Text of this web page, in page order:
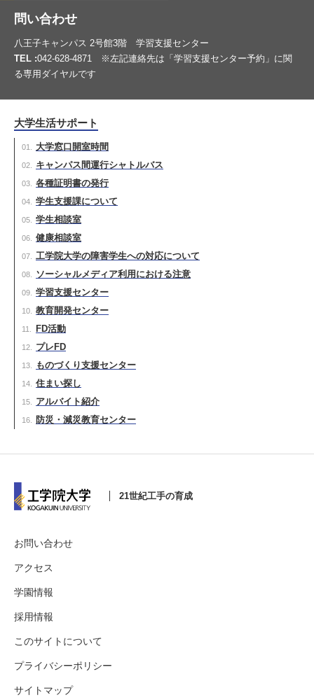
問い合わせ
八王子キャンパス 2号館3階 学習支援センター
TEL :042-628-4871 ※左記連絡先は「学習支援センター予約」に関
る専用ダイヤルです
大学生活サポート
大学窓口開室時間
キャンパス間運行シャトルバス
各種証明書の発行
学生支援課について
学生相談室
健康相談室
工学院大学の障害学生への対応について
ソーシャルメディア利用における注意
学習支援センター
教育開発センター
FD活動
プレFD
ものづくり支援センター
住まい探し
アルバイト紹介
防災・減災教育センター
21世紀工手の育成
お問い合わせ
アクセス
学園情報
採用情報
このサイトについて
プライバシーポリシー
サイトマップ